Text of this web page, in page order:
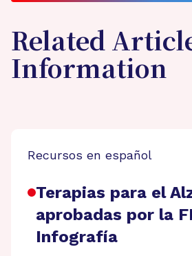
Related
Information
Recursos en español
Terapias para el
aprobadas por la
Infografía